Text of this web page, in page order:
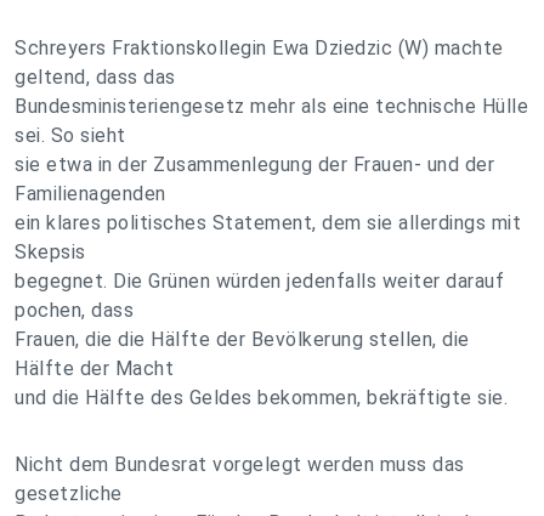
Schreyers Fraktionskollegin Ewa Dziedzic (W) machte
geltend, dass das
Bundesministeriengesetz mehr als eine technische Hülle
sei. So sieht
sie etwa in der Zusammenlegung der Frauen- und der
Familienagenden
ein klares politisches Statement, dem sie allerdings mit
Skepsis
begegnet. Die Grünen würden jedenfalls weiter darauf
pochen, dass
Frauen, die die Hälfte der Bevölkerung stellen, die
Hälfte der Macht
und die Hälfte des Geldes bekommen, bekräftigte sie.
Nicht dem Bundesrat vorgelegt werden muss das
gesetzliche